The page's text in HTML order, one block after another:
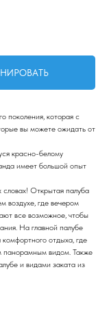
поколения, которая с
вы можете ожидать от
красно-белому
имеет большой опыт
словах! Открытая палуба
воздухе, где вечером
все возможное, чтобы
На главной палубе
отдыха, где
панорамным видом. Также
и видами заката из